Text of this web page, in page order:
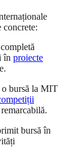
în proiecte
o bursă la MIT
bursă în